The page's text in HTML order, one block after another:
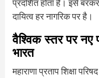
प्रदर्शित होता है। इसे
दायित्व हर नागरिक पर है।
वैश्विक स्तर पर नए
भारत
महाराणा प्रताप शिक्षा